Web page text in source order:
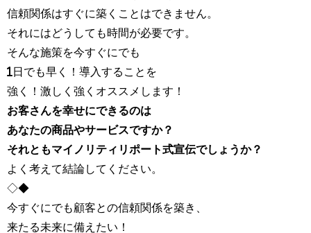
信頼関係はすぐに築くことはできません。
それにはどうしても時間が必要です。
そんな施策を今すぐにでも
1日でも早く！導入することを
強く！激しく強くオススメします！
お客さんを幸せにできるのは
あなたの商品やサービスですか？
それともマイノリティリポート式宣伝でしょうか？
よく考えて結論してください。
◇◆
今すぐにでも顧客との信頼関係を築き、
来たる未来に備えたい！